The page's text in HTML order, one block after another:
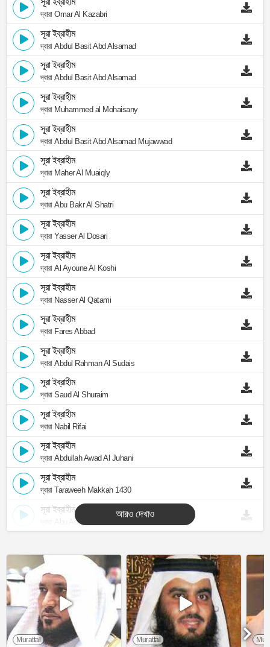
দ্বারা Omar Al Kazabri
সূরা ইব্রাহীম
দ্বারা Abdul Basit Abd Alsamad
সূরা ইব্রাহীম
দ্বারা Abdul Basit Abd Alsamad
সূরা ইব্রাহীম
দ্বারা Muhammed al Mohaisany
সূরা ইব্রাহীম
দ্বারা Abdul Basit Abd Alsamad Mujawwad
সূরা ইব্রাহীম
দ্বারা Maher Al Muaiqly
সূরা ইব্রাহীম
দ্বারা Abu Bakr Al Shatri
সূরা ইব্রাহীম
দ্বারা Yasser Al Dosari
সূরা ইব্রাহীম
দ্বারা Al Ayoune Al Koshi
সূরা ইব্রাহীম
দ্বারা Nasser Al Qatami
সূরা ইব্রাহীম
দ্বারা Fares Abbad
সূরা ইব্রাহীম
দ্বারা Abdul Rahman Al Sudais
সূরা ইব্রাহীম
দ্বারা Saud Al Shuraim
সূরা ইব্রাহীম
দ্বারা Nabil Rifai
সূরা ইব্রাহীম
দ্বারা Abdullah Awad Al Juhani
সূরা ইব্রাহীম
দ্বারা Taraweeh Makkah 1430
সূরা ইব্রাহীম
দ্বারা Abu Abdullah Al Mudhaffar
আরও দেখাও
Murattal Murattal